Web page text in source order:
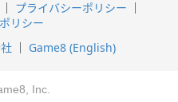
プライバシーポリシー
リシー
Game8 (English)
Inc.